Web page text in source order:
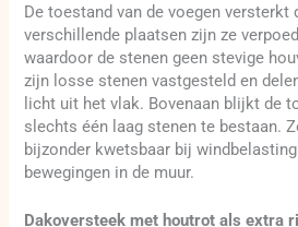
De toestand van de voegen versterkt
verschillende plaatsen zijn ze
waardoor de stenen geen stevige
zijn losse stenen vastgesteld en
licht uit het vlak. Bovenaan blijkt de
slechts één laag stenen te bestaan.
bijzonder kwetsbaar bij
bewegingen in de muur.
Dakoversteek met houtrot als extra